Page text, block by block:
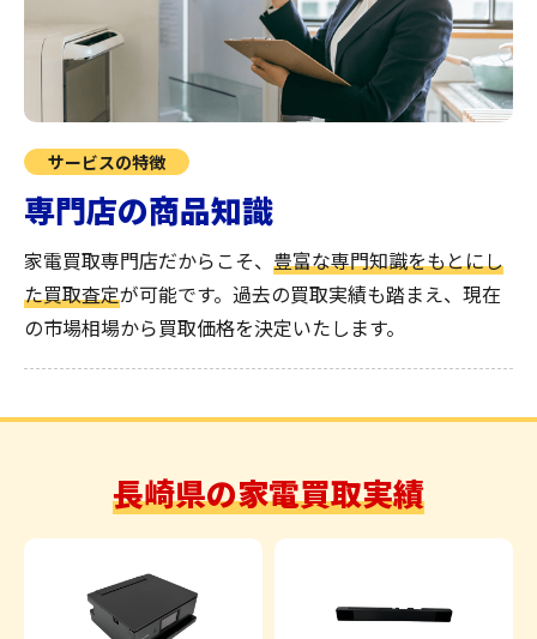
サービスの特徴
専門店の商品知識
家電買取専門店だからこそ、 豊富な専門知識をもとにし
た買取査定が可能です。過去の買取実績も踏まえ、現在
の市場相場から買取価格を決定いたします。
長崎県の家電買取実績